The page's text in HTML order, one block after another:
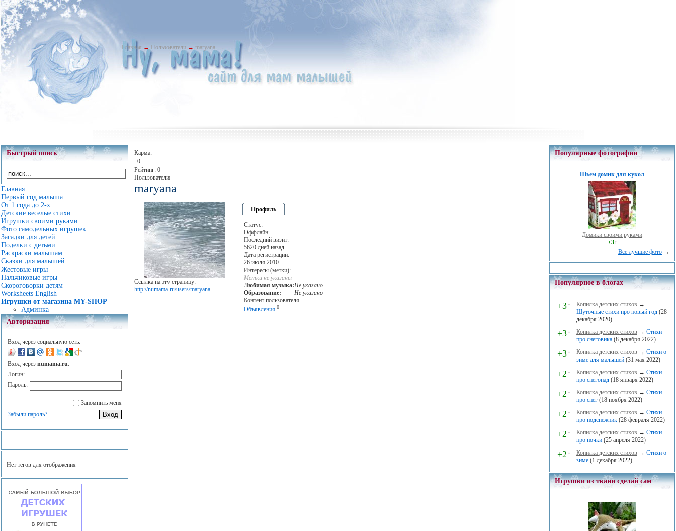
Главная → Пользователи → maryana
Быстрый поиск
Главная
Первый год малыша
От 1 года до 2-х
Детские веселые стихи
Игрушки своими руками
Фото самодельных игрушек
Загадки для детей
Поделки с детьми
Раскраски малышам
Сказки для малышей
Жестовые игры
Пальчиковые игры
Скороговорки детям
Worksheets English
Игрушки от магазина MY-SHOP
Админка
Авторизация
Вход через социальную сеть:
Вход через numama.ru:
Логин:
Пароль:
Запомнить меня
Забыли пароль?
Нет тегов для отображения
Карма:
0
Рейтинг: 0
Пользователи
maryana
Ссылка на эту страницу:
http://numama.ru/users/maryana
Профиль
Статус:
Оффлайн
Последний визит:
5620 дней назад
Дата регистрации:
26 июля 2010
Интересы (метки):
Метки не указаны
Любимая музыка:Не указано
Образование:
Не указано
Контент пользователя
Объявления 0
Популярные фотографии
Шьем домик для кукол
Домики своими руками
+3↑
Все лучшие фото →
Популярное в блогах
+3↑ Копилка детских стихов →
Шуточные стихи про новый год (28
декабря 2020)
+3↑ Копилка детских стихов → Стихи
про снеговика (8 декабря 2022)
+3↑ Копилка детских стихов → Стихи о
зиме для малышей (31 мая 2022)
+2↑ Копилка детских стихов → Стихи
про снегопад (18 января 2022)
+2↑ Копилка детских стихов → Стихи
про снег (18 ноября 2022)
+2↑ Копилка детских стихов → Стихи
про подснежник (28 февраля 2022)
+2↑ Копилка детских стихов → Стихи
про почки (25 апреля 2022)
+2↑ Копилка детских стихов → Стихи о
зиме (1 декабря 2022)
Игрушки из ткани сделай сам